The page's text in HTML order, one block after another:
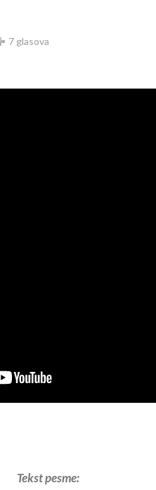
7 glasova
Tekst pesme: